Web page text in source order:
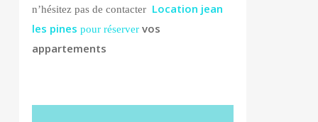
n’hésitez pas de contacter Location jean
les pines pour réserver vos
appartements